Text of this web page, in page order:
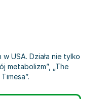
USA. Działa nie tylko
metabolizm”, „The